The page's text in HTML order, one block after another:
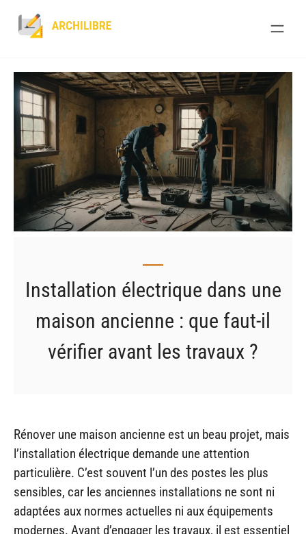
Installation électrique dans une
maison ancienne : que faut-il
vérifier avant les travaux ?
Rénover une maison ancienne est un beau projet, mais
l’installation électrique demande une attention
particulière. C’est souvent l’un des postes les plus
sensibles, car les anciennes installations ne sont ni
adaptées aux normes actuelles ni aux équipements
modernes. Avant d’engager les travaux, il est essentiel